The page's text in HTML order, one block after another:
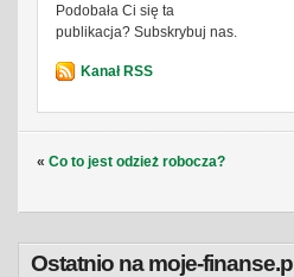
Podobała Ci się ta
publikacja? Subskrybuj nas.
Kanał RSS
« Co to jest odzież robocza?
Ostatnio na moje-finanse.pl